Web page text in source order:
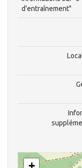
d'entraînement"